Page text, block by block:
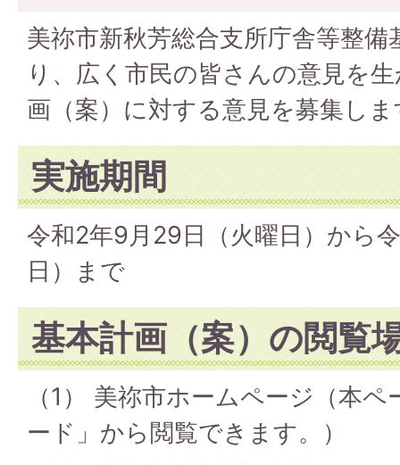
美祢市新秋芳総合支所庁舎等整
り、広く市民の皆さんの意見を
画（案）に対する意見を募集し
実施期間
令和2年9月29日（火曜日）から
日）まで
基本計画（案）の閲覧
（1） 美祢市ホームページ（本
ード」から閲覧できます。）